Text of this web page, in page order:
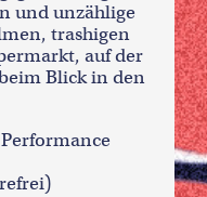
und unzählige
trashigen
auf der
Blick in den